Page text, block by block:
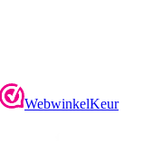
WebwinkelKeur